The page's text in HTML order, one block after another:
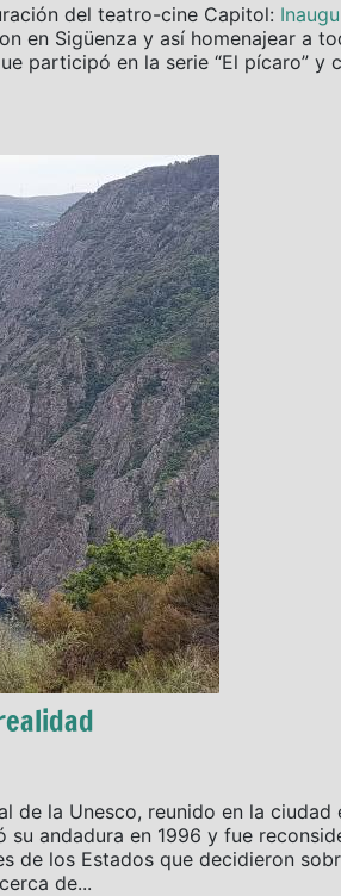
del teatro-cine Capitol:
en Sigüenza y así homenajear a
participó en la serie “El pícaro” y
la Unesco, reunido en la ciudad
andadura en 1996 y fue
de los Estados que decidieron
de...